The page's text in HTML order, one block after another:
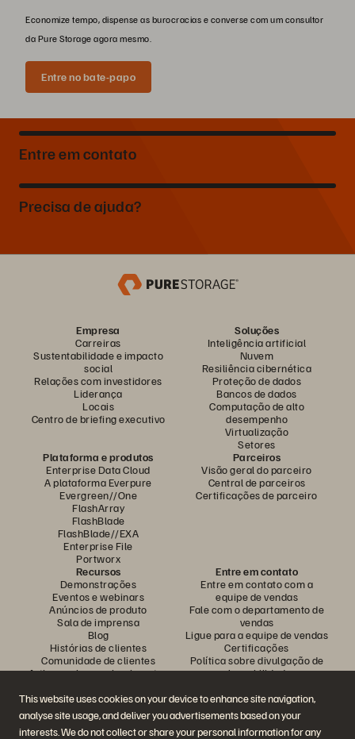
This website uses cookies on your device to enhance site navigation,
analyse site usage, and deliver you advertisements based on your
interests. We do not collect or share your personal information for any
Economize tempo, dispense as burocracias e converse com um consultor
da Pure Storage agora mesmo.
Entre no bate-papo
Entre em contato
Precisa de ajuda?
Empresa
Carreiras
Sustentabilidade e impacto
social
Relações com investidores
Liderança
Locais
Centro de briefing executivo
Soluções
Inteligência artificial
Nuvem
Resiliência cibernética
Proteção de dados
Bancos de dados
Computação de alto
desempenho
Virtualização
Setores
Plataforma e produtos
Enterprise Data Cloud
A plataforma Everpure
Evergreen//One
FlashArray
FlashBlade
FlashBlade//EXA
Enterprise File
Portworx
Parceiros
Visão geral do parceiro
Central de parceiros
Certificações de parceiro
Recursos
Demonstrações
Eventos e webinars
Anúncios de produto
Sala de imprensa
Blog
Histórias de clientes
Comunidade de clientes
Artigos sobre conhecimentos
Entre em contato
Entre em contato com a
equipe de vendas
Fale com o departamento de
vendas
Ligue para a equipe de vendas
Certificações
Política sobre divulgação de
vulnerabilidades
Participe da conversa